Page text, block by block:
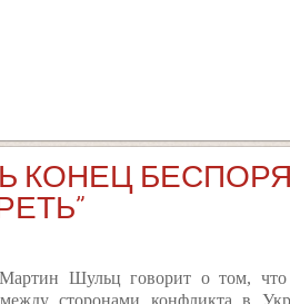
Мартин Шульц говорит о том,
сторонами конфликта в